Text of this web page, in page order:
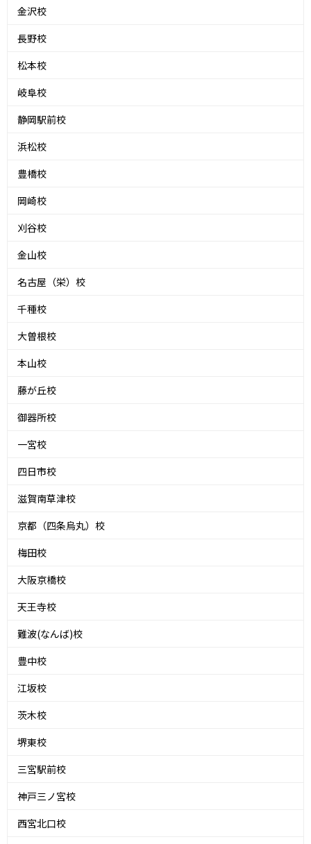
金沢校
長野校
松本校
岐阜校
静岡駅前校
浜松校
豊橋校
岡崎校
刈谷校
金山校
名古屋（栄）校
千種校
大曽根校
本山校
藤が丘校
御器所校
一宮校
四日市校
滋賀南草津校
京都（四条烏丸）校
梅田校
大阪京橋校
天王寺校
難波(なんば)校
豊中校
江坂校
茨木校
堺東校
三宮駅前校
神戸三ノ宮校
西宮北口校